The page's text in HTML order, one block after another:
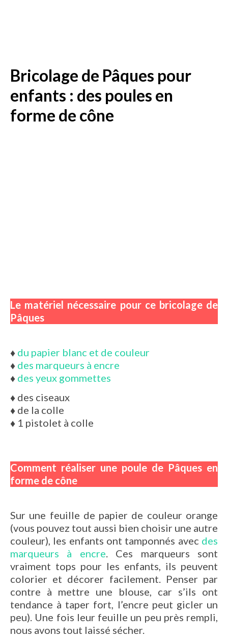
Bricolage de Pâques pour
enfants : des poules en
forme de cône
Le matériel nécessaire pour ce bricolage de
Pâques
♦ du papier blanc et de couleur
♦ des marqueurs à encre
♦ des yeux gommettes
♦ des ciseaux
♦ de la colle
♦ 1 pistolet à colle
Comment réaliser une poule de Pâques en
forme de cône
Sur une feuille de papier de couleur orange
(vous pouvez tout aussi bien choisir une autre
couleur), les enfants ont tamponnés avec des
marqueurs à encre. Ces marqueurs sont
vraiment tops pour les enfants, ils peuvent
colorier et décorer facilement. Penser par
contre à mettre une blouse, car s’ils ont
tendance à taper fort, l’encre peut gicler un
peu). Une fois leur feuille un peu près rempli,
nous avons tout laissé sécher.